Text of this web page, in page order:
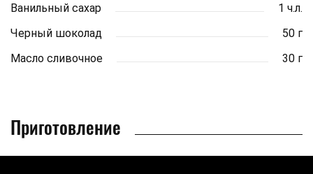
Ванильный сахар
1 ч.л.
Черный шоколад
50 г
Масло сливочное
30 г
Приготовление